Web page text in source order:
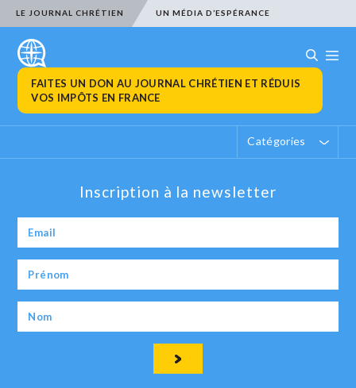
LE JOURNAL CHRÉTIEN UN MÉDIA D’ESPÉRANCE
FAITES UN DON AU JOURNAL CHRÉTIEN ET RÉDUIS
VOS IMPÔTS EN FRANCE
Catégories
Inscription à la newsletter